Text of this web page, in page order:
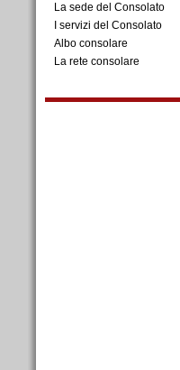
La sede del Consolato
I servizi del Consolato
Albo consolare
La rete consolare